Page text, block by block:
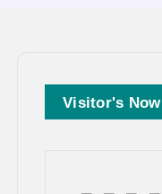
Visitor's Now